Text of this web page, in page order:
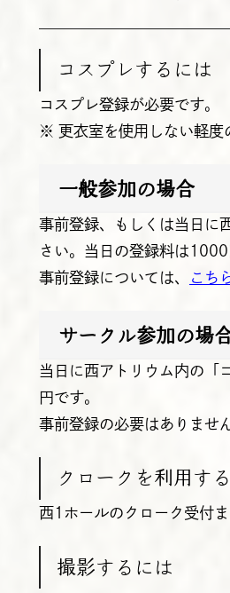
コスプレするには
コスプレ登録が必要です。
※ 更衣室を使用しない軽度
一般参加の場合
事前登録、もしくは当日に
さい。当日の登録料は1000
事前登録については、
こち
サークル参加の場
当日に西アトリウム内の「
円です。
事前登録の必要はありません
クロークを利用す
西1ホールのクローク受付
撮影するには